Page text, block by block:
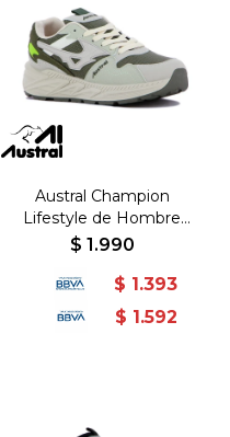
Austral Champion
Lifestyle de Hombre
SEUL - Verde/Celeste -
$ 1.990
$ 1.393
$ 1.592